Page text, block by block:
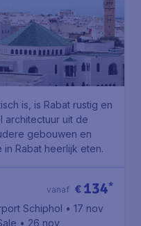
is, is Rabat rustig en
architectuur uit de
gebouwen en
in Rabat heerlijk eten.
€ 134*
vanaf
Schiphol • 17 nov
• 26 nov